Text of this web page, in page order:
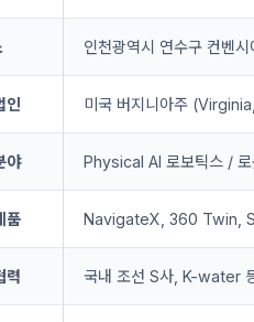
인천광역시 연수구 컨벤
인 미국 버지니아주
야 Physical AI 로보틱스 / 로
품 NavigateX, 360 Twin,
력 국내 조선 S사, K-water